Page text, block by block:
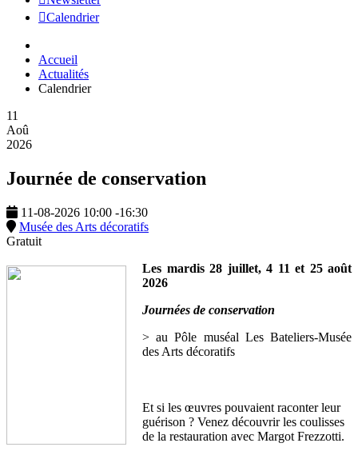
Calendrier
Accueil
Actualités
Calendrier
11
Aoû
2026
Journée de conservation
11-08-2026 10:00 -16:30
Musée des Arts décoratifs
Gratuit
Les mardis 28 juillet, 4 11 et 25 août
2026
Journées de conservation
> au Pôle muséal Les Bateliers-Musée
des Arts décoratifs
Et si les œuvres pouvaient raconter leur
guérison ? Venez découvrir les coulisses
de la restauration avec Margot Frezzotti.